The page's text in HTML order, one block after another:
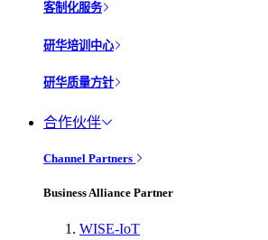
客制化服务
研华培训中心
研华质量方针
合作伙伴
Channel Partners
Business Alliance Partner
WISE-IoT